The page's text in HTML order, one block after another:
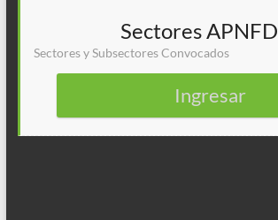
Sectores APNFD
Sectores y Subsectores Convocados
Ingresar